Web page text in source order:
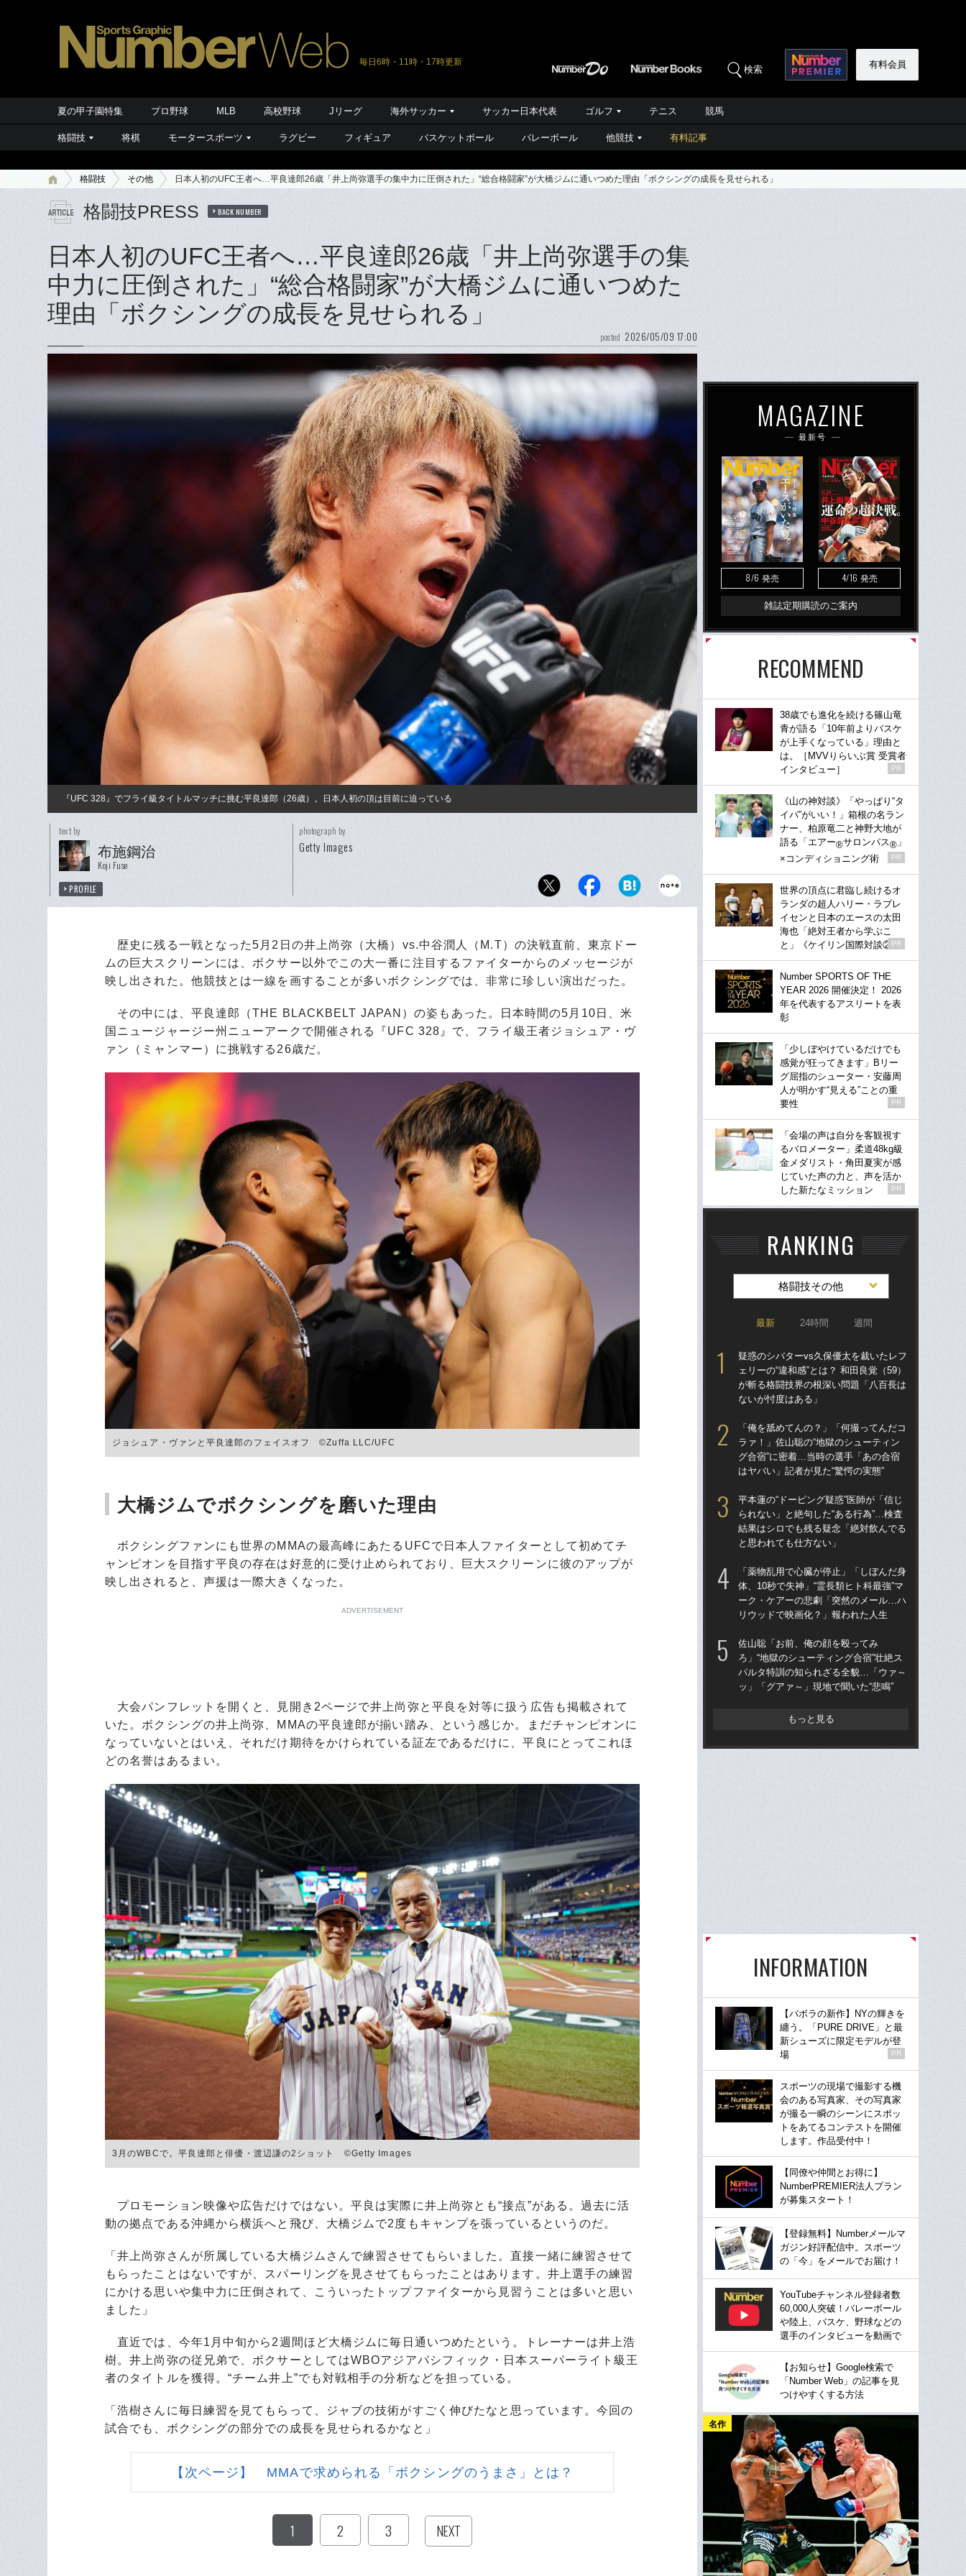
毎日6時・11時・17時更新
検索 有料会員
夏の甲子園特集 プロ野球 MLB 高校野球 Jリーグ 海外サッカー サッカー日本代表 ゴルフ テニス 競馬
格闘技 将棋 モータースポーツ ラグビー フィギュア バスケットボール バレーボール 他競技 有料記事
格闘技 その他 日本人初のUFC王者へ…平良達郎26歳「井上尚弥選手の集中力に圧倒された」“総合格闘家”が大橋ジムに通いつめた理由「ボクシングの成長を見せられる」
格闘技PRESS BACK NUMBER
日本人初のUFC王者へ…平良達郎26歳「井上尚弥選手の集
中力に圧倒された」“総合格闘家”が大橋ジムに通いつめた
理由「ボクシングの成長を見せられる」
posted 2026/05/09 17:00
『UFC 328』でフライ級タイトルマッチに挑む平良達郎（26歳）。日本人初の頂は目前に迫っている
text by
布施鋼治
Koji Fuse
PROFILE
photograph by
Getty Images
歴史に残る一戦となった5月2日の井上尚弥（大橋）vs.中谷潤人（M.T）の決戦直前、東京ドー
ムの巨大スクリーンには、ボクサー以外でこの大一番に注目するファイターからのメッセージが
映し出された。他競技とは一線を画することが多いボクシングでは、非常に珍しい演出だった。
その中には、平良達郎（THE BLACKBELT JAPAN）の姿もあった。日本時間の5月10日、米
国ニュージャージー州ニューアークで開催される『UFC 328』で、フライ級王者ジョシュア・ヴ
ァン（ミャンマー）に挑戦する26歳だ。
ジョシュア・ヴァンと平良達郎のフェイスオフ ©Zuffa LLC/UFC
大橋ジムでボクシングを磨いた理由
ボクシングファンにも世界のMMAの最高峰にあたるUFCで日本人ファイターとして初めてチ
ャンピオンを目指す平良の存在は好意的に受け止められており、巨大スクリーンに彼のアップが
映し出されると、声援は一際大きくなった。
ADVERTISEMENT
大会パンフレットを開くと、見開き2ページで井上尚弥と平良を対等に扱う広告も掲載されて
いた。ボクシングの井上尚弥、MMAの平良達郎が揃い踏み、という感じか。まだチャンピオンに
なっていないとはいえ、それだけ期待をかけられている証左であるだけに、平良にとってこれほ
どの名誉はあるまい。
3月のWBCで。平良達郎と俳優・渡辺謙の2ショット ©Getty Images
プロモーション映像や広告だけではない。平良は実際に井上尚弥とも“接点”がある。過去に活
動の拠点である沖縄から横浜へと飛び、大橋ジムで2度もキャンプを張っているというのだ。
「井上尚弥さんが所属している大橋ジムさんで練習させてもらいました。直接一緒に練習させて
もらったことはないですが、スパーリングを見させてもらったことはあります。井上選手の練習
にかける思いや集中力に圧倒されて、こういったトップファイターから見習うことは多いと思い
ました」
直近では、今年1月中旬から2週間ほど大橋ジムに毎日通いつめたという。トレーナーは井上浩
樹。井上尚弥の従兄弟で、ボクサーとしてはWBOアジアパシフィック・日本スーパーライト級王
者のタイトルを獲得。“チーム井上”でも対戦相手の分析などを担っている。
「浩樹さんに毎日練習を見てもらって、ジャブの技術がすごく伸びたなと思っています。今回の
試合でも、ボクシングの部分での成長を見せられるかなと」
【次ページ】 MMAで求められる「ボクシングのうまさ」とは？
1 2 3 NEXT
MAGAZINE
最新号
8/6 発売 4/16 発売
雑誌定期購読のご案内
RECOMMEND
38歳でも進化を続ける篠山竜
青が語る「10年前よりバスケ
が上手くなっている」理由と
は。［MVVりらいぶ賞 受賞者
インタビュー］
PR
《山の神対談》「やっぱり“タ
イパ”がいい！」箱根の名ラン
ナー、柏原竜二と神野大地が
語る「エアー®サロンパス® 」
×コンディショニング術
PR
世界の頂点に君臨し続けるオ
ランダの超人ハリー・ラブレ
イセンと日本のエースの太田
海也「絶対王者から学ぶこ
と」《ケイリン国際対談②》
PR
Number SPORTS OF THE
YEAR 2026 開催決定！ 2026
年を代表するアスリートを表
彰
「少しぼやけているだけでも
感覚が狂ってきます」Bリー
グ屈指のシューター・安藤周
人が明かす“見える”ことの重
要性
PR
「会場の声は自分を客観視す
るバロメーター」柔道48kg級
金メダリスト・角田夏実が感
じていた声の力と、声を活か
した新たなミッション
PR
RANKING
格闘技その他
最新 24時間 週間
疑惑のシバターvs久保優太を裁いたレフ
ェリーの“違和感”とは？ 和田良覚（59）
が斬る格闘技界の根深い問題「八百長は
ないが忖度はある」
「俺を舐めてんの？」「何撮ってんだコ
ラァ！」佐山聡の“地獄のシューティン
グ合宿”に密着…当時の選手「あの合宿
はヤバい」記者が見た“驚愕の実態”
平本蓮の“ドーピング疑惑”医師が「信じ
られない」と絶句した“ある行為”…検査
結果はシロでも残る疑念「絶対飲んでる
と思われても仕方ない」
「薬物乱用で心臓が停止」「しぼんだ身
体、10秒で失神」“霊長類ヒト科最強”マ
ーク・ケアーの悲劇「突然のメール…ハ
リウッドで映画化？」報われた人生
佐山聡「お前、俺の顔を殴ってみ
ろ」“地獄のシューティング合宿”壮絶ス
パルタ特訓の知られざる全貌…「ウァ～
ッ」「グアァ～」現地で聞いた“悲鳴”
もっと見る
INFORMATION
【バボラの新作】NYの輝きを
纏う。「PURE DRIVE」と最
新シューズに限定モデルが登
場
PR
スポーツの現場で撮影する機
会のある写真家、その写真家
が撮る一瞬のシーンにスポッ
トをあてるコンテストを開催
します。作品受付中！
【同僚や仲間とお得に】
NumberPREMIER法人プラン
が募集スタート！
【登録無料】Numberメールマ
ガジン好評配信中。スポーツ
の「今」をメールでお届け！
YouTubeチャンネル登録者数
60,000人突破！バレーボール
や陸上、バスケ、野球などの
選手のインタビューを動画で
【お知らせ】Google検索で
「Number Web」の記事を見
つけやすくする方法
名作